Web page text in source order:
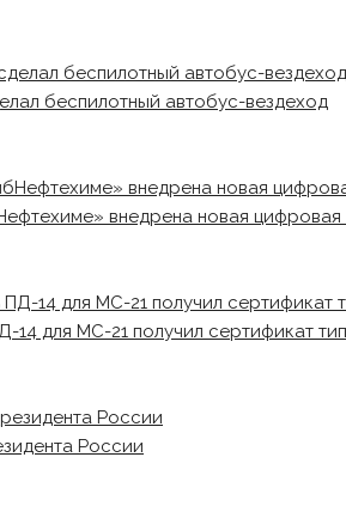
беспилотный автобус-вездеход
внедрена новая
14 для МС-21 получил сертификат
России